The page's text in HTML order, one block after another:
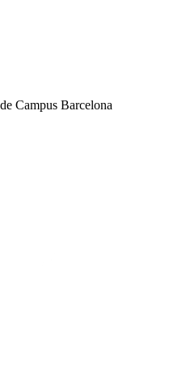
Campus Barcelona